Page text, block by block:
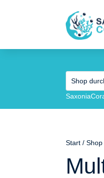
Start /Shop